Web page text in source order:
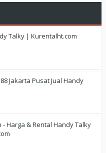
Talky | Kurentalht.com
Jakarta Pusat Jual Handy
Harga & Rental Handy Talky